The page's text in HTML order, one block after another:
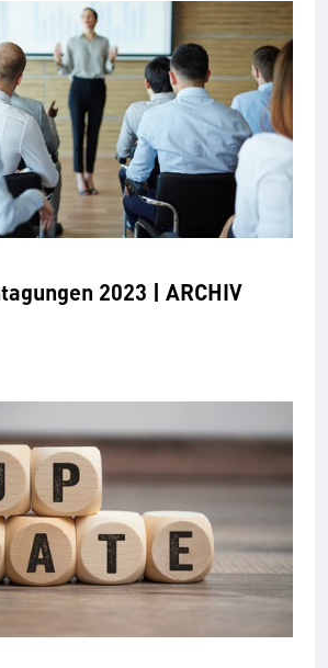
Fachgruppentagungen 2023 | ARCHIV